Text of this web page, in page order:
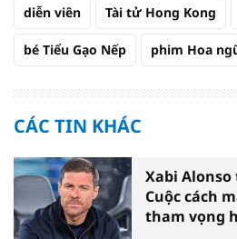
diễn viên Tài tử Hong Kong
bé Tiểu Gạo Nếp phim Hoa
CÁC TIN KHÁC
Xabi
Cuộc cách
tham vọng